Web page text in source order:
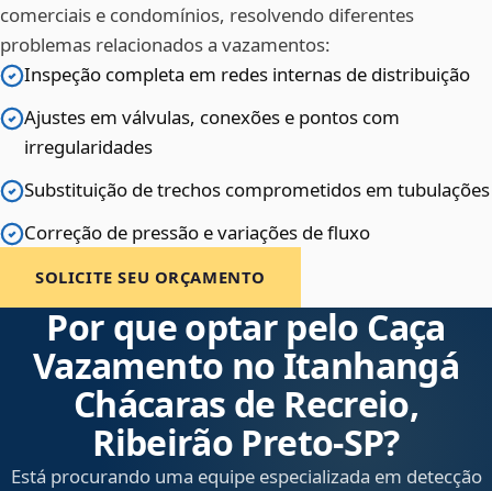
comerciais e condomínios, resolvendo diferentes
problemas relacionados a vazamentos:
Inspeção completa em redes internas de distribuição
Ajustes em válvulas, conexões e pontos com
irregularidades
Substituição de trechos comprometidos em tubulações
Correção de pressão e variações de fluxo
SOLICITE SEU ORÇAMENTO
Por que optar pelo Caça
Vazamento no Itanhangá
Chácaras de Recreio,
Ribeirão Preto‑SP?
Está procurando uma equipe especializada em detecção